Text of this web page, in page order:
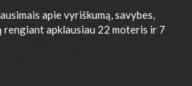
apie vyriškumą, savybes,
rengiant apklausiau 22 moteris ir 7